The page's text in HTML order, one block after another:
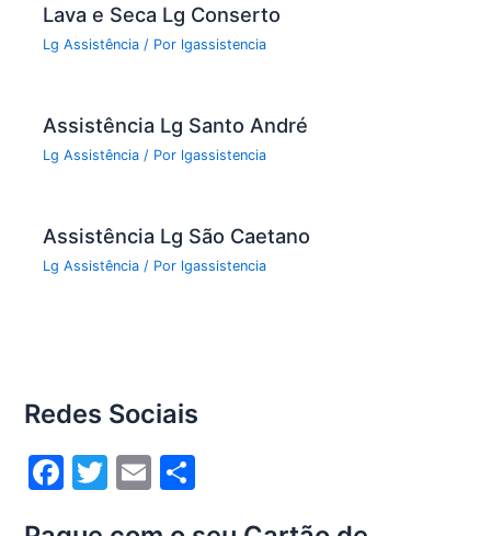
Lava e Seca Lg Conserto
Lg Assistência / Por lgassistencia
Assistência Lg Santo André
Lg Assistência / Por lgassistencia
Assistência Lg São Caetano
Lg Assistência / Por lgassistencia
Redes Sociais
F
T
E